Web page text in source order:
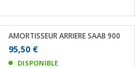
AMORTISSEUR ARRIERE SAAB 900
95,50 €
DISPONIBLE